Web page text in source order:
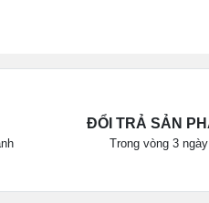
ĐỔI TRẢ SẢN
Trong vòng 3 ngày